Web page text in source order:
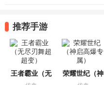
推荐手游
王者霸业（无 荣耀世纪（神